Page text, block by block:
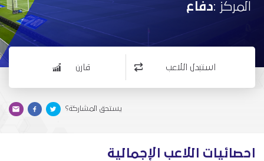
المركز :دفاع
استبدل اللاعب قارن
يستحق المشاركة؟
احصائيات اللاعب الإجمالية